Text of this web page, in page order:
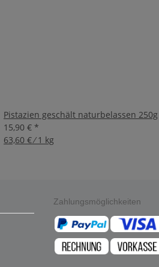
Pistazien geschält naturbelassen 250g
15,90 € *
63,60 € ⁄ 1 kg
Zahlungsmöglichkeiten